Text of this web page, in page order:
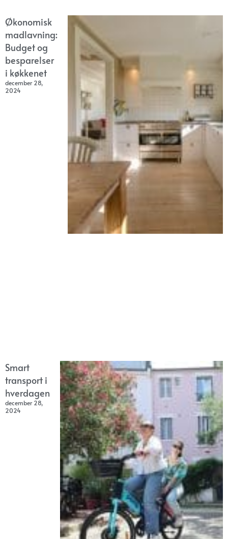
Økonomisk
madlavning:
Budget og
besparelser
i køkkenet
december 28,
2024
Smart
transport i
hverdagen
december 28,
2024